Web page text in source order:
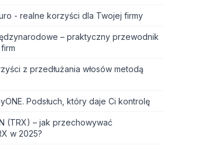
- realne korzyści dla Twojej firmy
– praktyczny przewodnik
z przedłużania włosów metodą
Podsłuch, który daje Ci kontrolę
(TRX) – jak przechowywać
w 2025?